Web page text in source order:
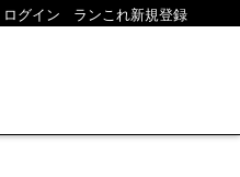
ログイン ランこれ新規登録